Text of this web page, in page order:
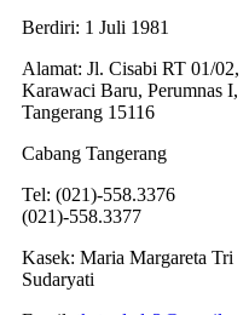
Berdiri: 1 Juli 1981
Alamat: Jl. Cisabi RT 01/02,
Karawaci Baru, Perumnas I,
Tangerang 15116
Cabang Tangerang
Tel: (021)-558.3376
(021)-558.3377
Kasek: Maria Margareta Tri
Sudaryati